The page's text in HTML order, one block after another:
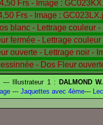
--- Illustrateur 1 : DALMOND W.
--- Jaquettes avec 4ème---